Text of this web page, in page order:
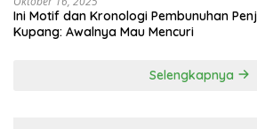
Ini Motif dan Kronologi Pembunuhan
Kupang: Awalnya Mau Mencuri
Selengkapnya